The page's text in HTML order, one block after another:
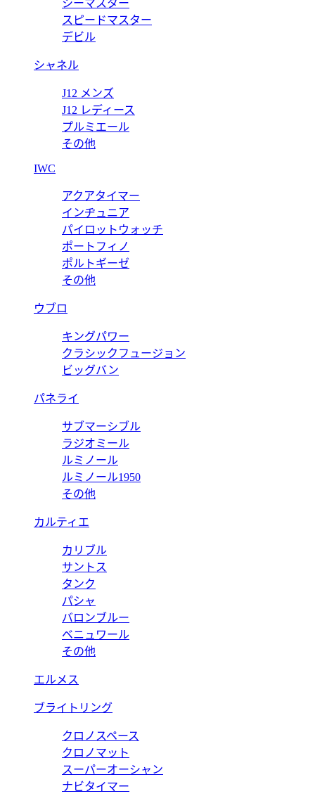
シーマスター
スピードマスター
デビル
シャネル
J12 メンズ
J12 レディース
プルミエール
その他
IWC
アクアタイマー
インヂュニア
パイロットウォッチ
ポートフィノ
ポルトギーゼ
その他
ウブロ
キングパワー
クラシックフュージョン
ビッグバン
パネライ
サブマーシブル
ラジオミール
ルミノール
ルミノール1950
その他
カルティエ
カリブル
サントス
タンク
パシャ
バロンブルー
ベニュワール
その他
エルメス
ブライトリング
クロノスペース
クロノマット
スーパーオーシャン
ナビタイマー